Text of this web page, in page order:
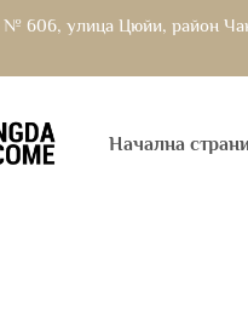
№ 606, улица Цюйи, район
Начална